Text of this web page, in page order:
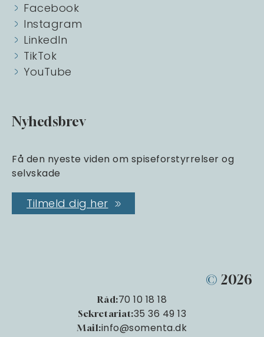
Facebook
Instagram
LinkedIn
TikTok
YouTube
Nyhedsbrev
Få den nyeste viden om spiseforstyrrelser og
selvskade
Tilmeld dig her
© 2026
Råd:70 10 18 18
Sekretariat:35 36 49 13
Mail:info@somenta.dk